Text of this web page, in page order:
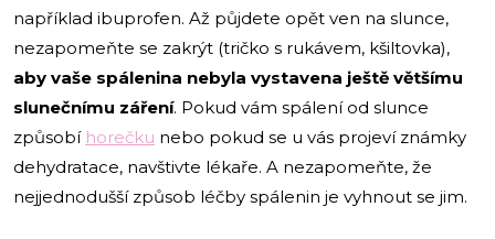
například ibuprofen. Až půjdete opět ven na slunce,
nezapomeňte se zakrýt (tričko s rukávem, kšiltovka),
aby vaše spálenina nebyla vystavena ještě většímu
slunečnímu záření. Pokud vám spálení od slunce
způsobí horečku nebo pokud se u vás projeví známky
dehydratace, navštivte lékaře. A nezapomeňte, že
nejjednodušší způsob léčby spálenin je vyhnout se jim.